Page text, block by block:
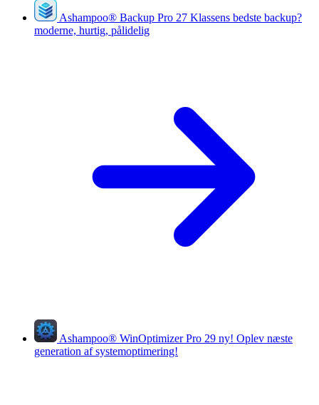
Ashampoo® Backup Pro 27 Klassens bedste backup?
moderne, hurtig, pålidelig
Ashampoo® WinOptimizer Pro 29 ny! Oplev næste
generation af systemoptimering!